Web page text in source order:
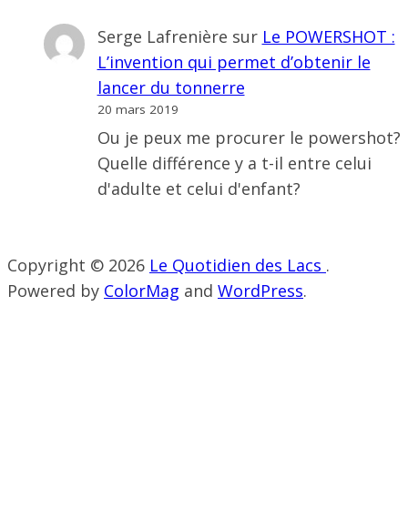
Serge Lafrenière sur Le POWERSHOT :
L’invention qui permet d’obtenir le
lancer du tonnerre
20 mars 2019
Ou je peux me procurer le powershot?
Quelle différence y a t-il entre celui
d'adulte et celui d'enfant?
Copyright © 2026 Le Quotidien des Lacs .
Powered by ColorMag and WordPress.